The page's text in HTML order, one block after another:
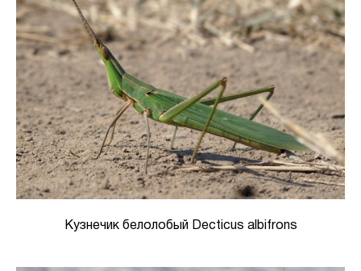
Кузнечик белолобый Decticus albifrons